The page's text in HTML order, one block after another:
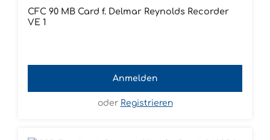
CFC 90 MB Card f. Delmar Reynolds Recorder
VE 1
Anmelden
oder Registrieren